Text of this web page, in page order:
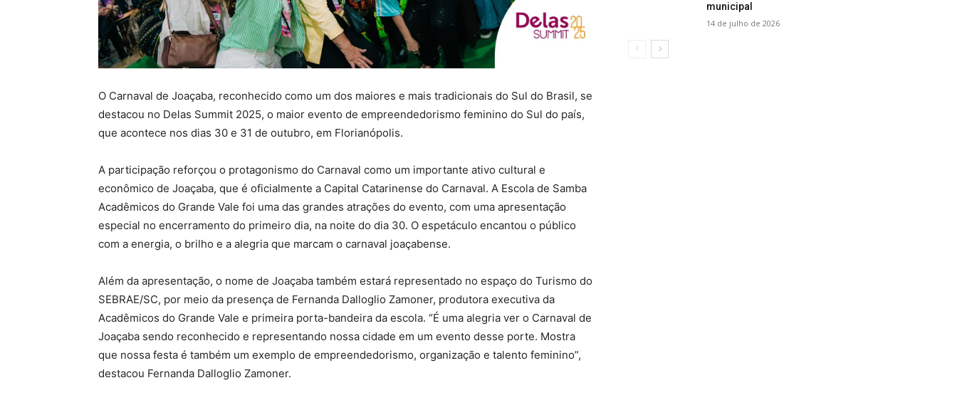
O Carnaval de Joaçaba, reconhecido como um dos maiores e mais tradicionais do Sul do Brasil, se
destacou no Delas Summit 2025, o maior evento de empreendedorismo feminino do Sul do país,
que acontece nos dias 30 e 31 de outubro, em Florianópolis.
A participação reforçou o protagonismo do Carnaval como um importante ativo cultural e
econômico de Joaçaba, que é oficialmente a Capital Catarinense do Carnaval. A Escola de Samba
Acadêmicos do Grande Vale foi uma das grandes atrações do evento, com uma apresentação
especial no encerramento do primeiro dia, na noite do dia 30. O espetáculo encantou o público
com a energia, o brilho e a alegria que marcam o carnaval joaçabense.
Além da apresentação, o nome de Joaçaba também estará representado no espaço do Turismo do
SEBRAE/SC, por meio da presença de Fernanda Dalloglio Zamoner, produtora executiva da
Acadêmicos do Grande Vale e primeira porta-bandeira da escola. “É uma alegria ver o Carnaval de
Joaçaba sendo reconhecido e representando nossa cidade em um evento desse porte. Mostra
que nossa festa é também um exemplo de empreendedorismo, organização e talento feminino”,
destacou Fernanda Dalloglio Zamoner.
municipal
14 de julho de 2026